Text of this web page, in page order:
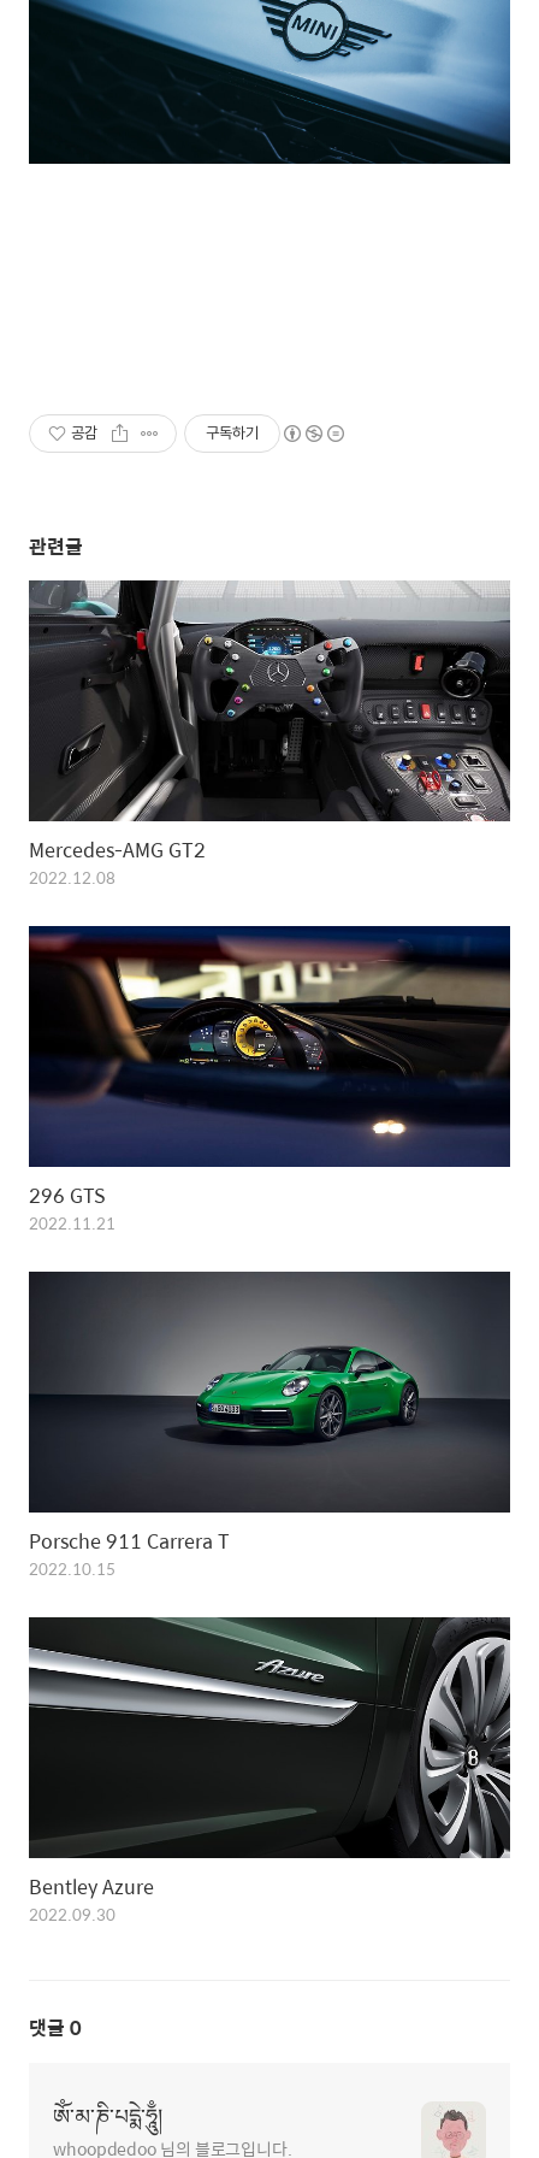
공감 구독하기
관련글
Mercedes-AMG GT2
2022.12.08
296 GTS
2022.11.21
Porsche 911 Carrera T
2022.10.15
Bentley Azure
2022.09.30
댓글 0
ཨོཾ་མ་ཎི་པདྨེ་ཧཱུྃ།
whoopdedoo 님의 블로그입니다.